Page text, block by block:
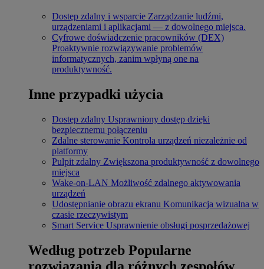
Dostęp zdalny i wsparcie Zarządzanie ludźmi,
urządzeniami i aplikacjami — z dowolnego miejsca.
Cyfrowe doświadczenie pracowników (DEX)
Proaktywnie rozwiązywanie problemów
informatycznych, zanim wpłyną one na
produktywność.
Inne przypadki użycia
Dostęp zdalny Usprawniony dostęp dzięki
bezpiecznemu połączeniu
Zdalne sterowanie Kontrola urządzeń niezależnie od
platformy
Pulpit zdalny Zwiększona produktywność z dowolnego
miejsca
Wake-on-LAN Możliwość zdalnego aktywowania
urządzeń
Udostępnianie obrazu ekranu Komunikacja wizualna w
czasie rzeczywistym
Smart Service Usprawnienie obsługi posprzedażowej
Według potrzeb Popularne
rozwiązania dla różnych zespołów